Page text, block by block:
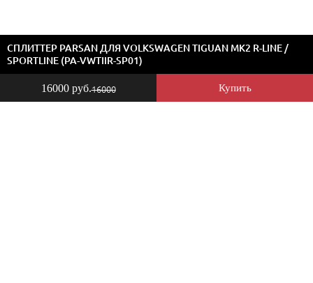
16000 руб.16000 Купить
СПЛИТТЕР PARSAN ДЛЯ VOLKSWAGEN TIGUAN MK2 R-LINE /
SPORTLINE (PA-VWTIIR-SP01)